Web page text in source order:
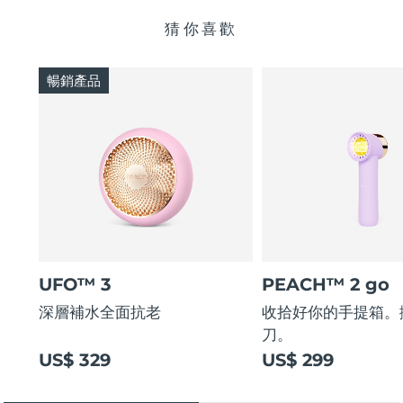
猜你喜歡
UFO™ 3
深層補水全面抗老
US$ 329
暢銷產品
PEACH™ 2 go
收拾好你的手提箱
刀。
US$ 299